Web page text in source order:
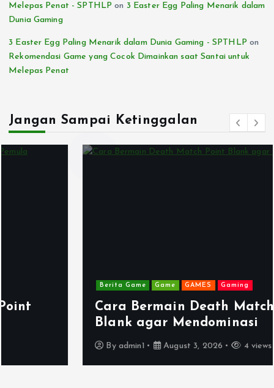
Melepas Penat - SPTHLP on 3 Easter Egg Paling Menarik dalam
Dunia Gaming
3 Easter Egg Paling Menarik dalam Dunia Gaming - SPTHLP on
Rekomendasi Game yang Cocok Dimainkan saat Santai untuk
Melepas Penat
Jangan Sampai Ketinggalan
Game GAMES Gaming
Cara Bermain Death Match Point
Blank agar Mendominasi
August 3, 2026 4 views